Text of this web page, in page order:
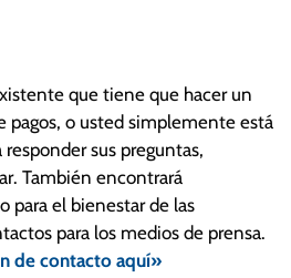
que tiene que hacer un
pagos, o usted simplemente está
sus preguntas,
También encontrará
para el bienestar de las
para los medios de prensa.
de contacto aquí»